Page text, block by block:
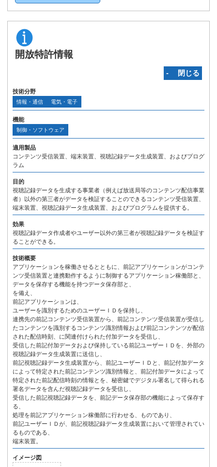
開放特許情報
‐ 閉じる
技術分野
情報・通信 電気・電子
機能
制御・ソフトウェア
適用製品
コンテンツ受信装置、端末装置、視聴記録データ生成装置、およびプログ
ラム
目的
視聴記録データを生成する事業者（例えば放送局等のコンテンツ配信事業
者）以外の第三者がデータを検証することのできるコンテンツ受信装置、
端末装置、視聴記録データ生成装置、およびプログラムを提供する。
効果
視聴記録データ作成者やユーザー以外の第三者が視聴記録データを検証す
ることができる。
技術概要
アプリケーションを稼働させるとともに、前記アプリケーションがコンテ
ンツ受信装置と連携動作するように制御するアプリケーション稼働部と、
データを保存する機能を持つデータ保存部と、
を備え、
前記アプリケーションは、
ユーザーを識別するためのユーザーＩＤを保持し、
連携先の前記コンテンツ受信装置から、前記コンテンツ受信装置が受信し
たコンテンツを識別するコンテンツ識別情報および前記コンテンツが配信
された配信時刻、に関連付けられた付加データを受信し、
受信した前記付加データおよび保持している前記ユーザーＩＤを、外部の
視聴記録データ生成装置に送信し、
前記視聴記録データ生成装置から、前記ユーザーＩＤと、前記付加データ
によって特定された前記コンテンツ識別情報と、前記付加データによって
特定された前記配信時刻の情報とを、秘密鍵でデジタル署名して得られる
署名データを含んだ視聴記録データを受信し、
受信した前記視聴記録データを、前記データ保存部の機能によって保存す
る、
処理を前記アプリケーション稼働部に行わせる、ものであり、
前記ユーザーＩＤが、前記視聴記録データ生成装置において管理されてい
るものである、
端末装置。
イメージ図